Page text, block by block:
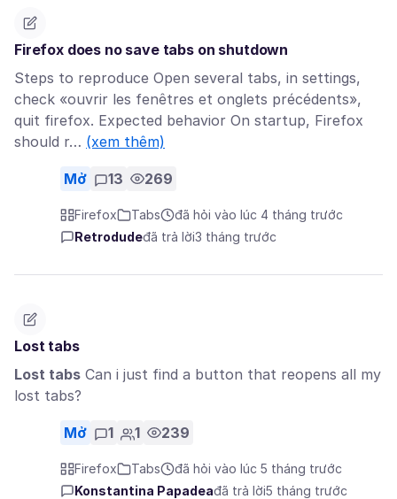
Firefox does no save tabs on shutdown
Steps to reproduce Open several tabs, in settings,
check «ouvrir les fenêtres et onglets précédents»,
quit firefox. Expected behavior On startup, Firefox
should r… (xem thêm)
Mở 13 269
Firefox Tabs
đã hỏi vào lúc 4 tháng trước
Retrodudeđã trả lời3 tháng trước
Lost tabs
Lost tabs Can i just find a button that reopens all my
lost tabs?
Mở 1 1 239
Firefox Tabs
đã hỏi vào lúc 5 tháng trước
Konstantina Papadeađã trả lời5 tháng trước